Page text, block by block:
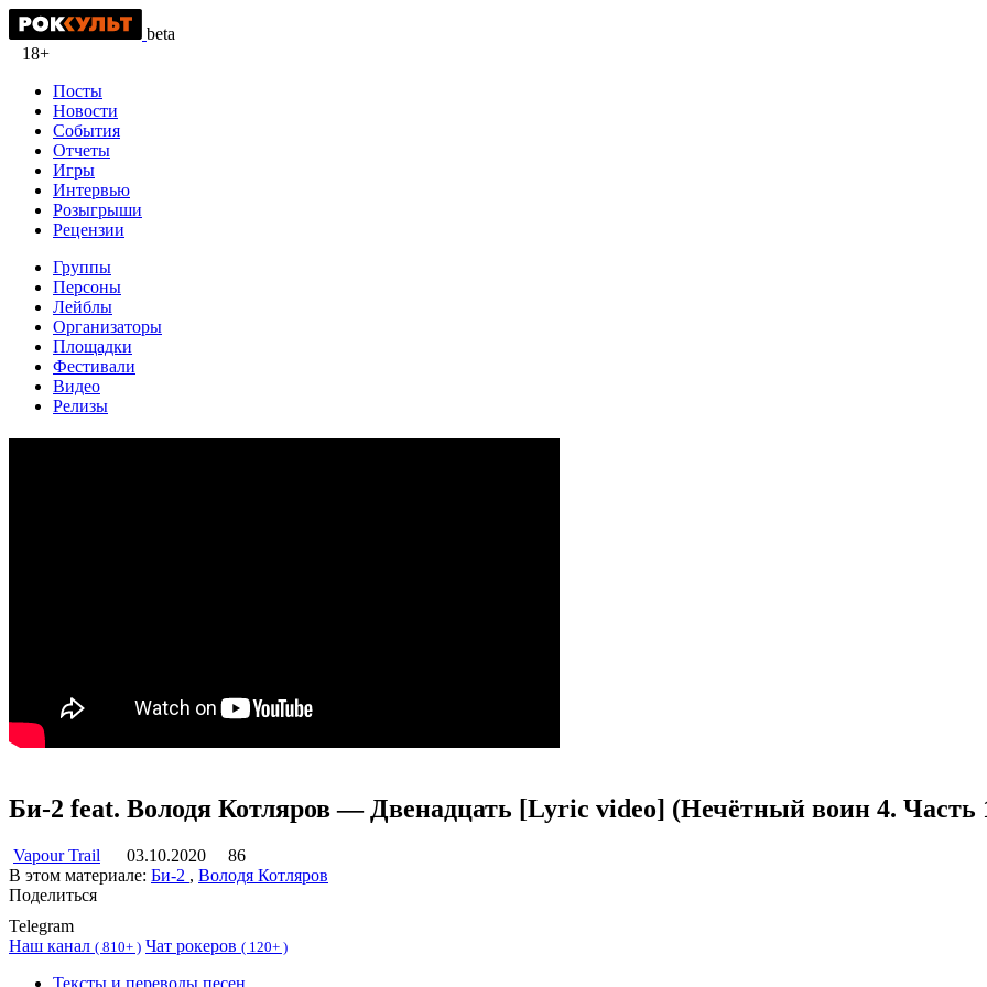
beta
18+
Посты
Новости
События
Отчеты
Игры
Интервью
Розыгрыши
Рецензии
Группы
Персоны
Лейблы
Организаторы
Площадки
Фестивали
Видео
Релизы
Би-2 feat. Володя Котляров — Двенадцать [Lyric video] (Нечётный воин 4. Часть
Vapour Trail 03.10.2020
86
В этом материале: Би-2 , Володя Котляров
Поделиться
Telegram
Наш канал ( 810+ ) Чат рокеров ( 120+ )
Тексты и переводы песен